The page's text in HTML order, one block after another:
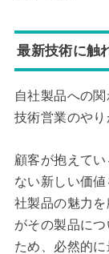
最新技術に触
自社製品への
技術営業のやり
顧客が抱えて
ない新しい価
社製品の魅力
がその製品に
ため、必然的